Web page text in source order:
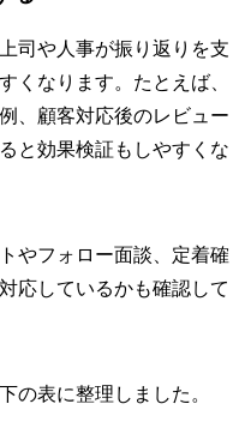
司や人事が振り返りを支
くなります。たとえば、
、顧客対応後のレビュー
と効果検証もしやすくな
やフォロー面談、定着確
応しているかも確認して
の表に整理しました。